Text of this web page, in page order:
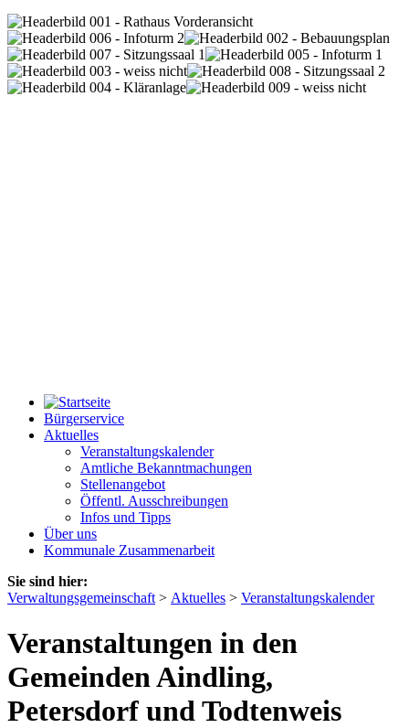
Bürgerservice
Aktuelles
Veranstaltungskalender
Amtliche Bekanntmachungen
Stellenangebot
Öffentl. Ausschreibungen
Infos und Tipps
Über uns
Kommunale Zusammenarbeit
Sie sind hier:
Verwaltungsgemeinschaft > Aktuelles > Veranstaltungskalender
Veranstaltungen in den
Gemeinden Aindling,
Petersdorf und Todtenweis